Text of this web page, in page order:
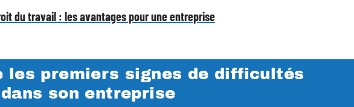
du travail : les avantages pour une entreprise
les premiers signes de difficultés
son entreprise